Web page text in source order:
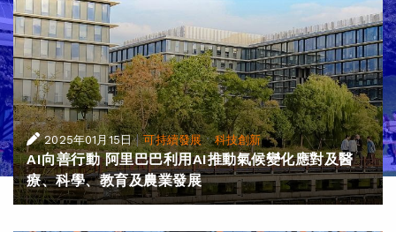
2025年01月15日 |可持續發展·科技創新
AI向善行動 阿里巴巴利用AI推動氣候變化應對及醫
療、科學、教育及農業發展